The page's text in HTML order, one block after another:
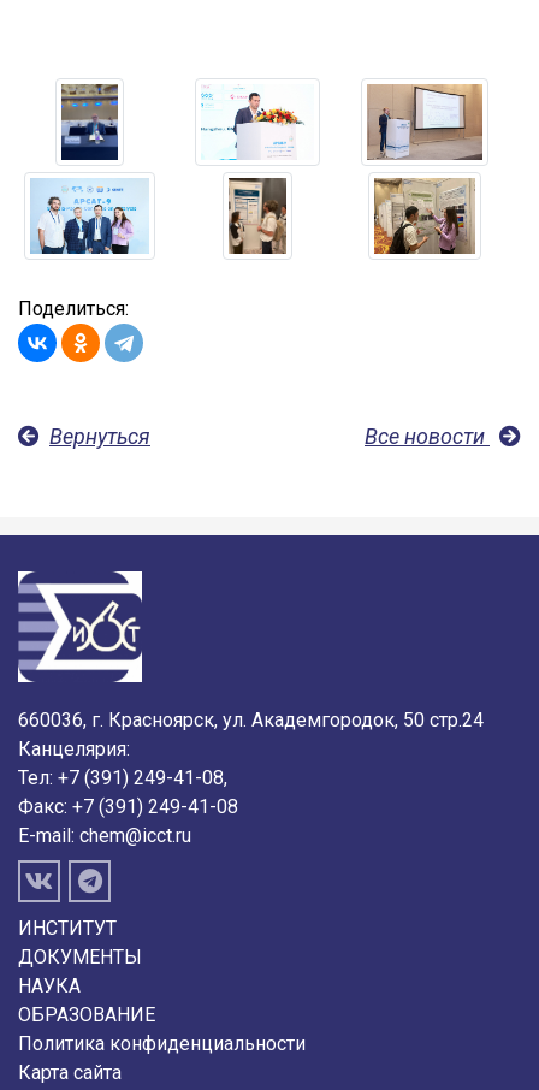
Поделиться:
Вернуться Все новости
660036, г. Красноярск, ул. Академгородок, 50 стр.24
Канцелярия:
Тел: +7 (391) 249-41-08,
Факс: +7 (391) 249-41-08
E-mail: chem@icct.ru
ИНСТИТУТ
ДОКУМЕНТЫ
НАУКА
ОБРАЗОВАНИЕ
Политика конфиденциальности
Карта сайта